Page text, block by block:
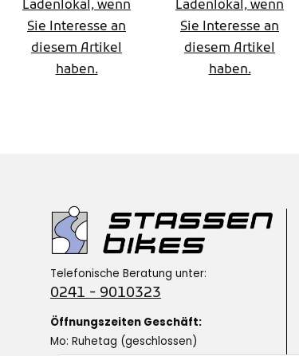
Ladenlokal, wenn
Sie Interesse an
diesem Artikel
haben.
Mod. 2026
Ladenlokal, wenn
Sie Interesse an
diesem Artikel
haben.
Telefonische Beratung unter:
0241 - 9010323
Öffnungszeiten Geschäft:
Mo: Ruhetag (geschlossen)